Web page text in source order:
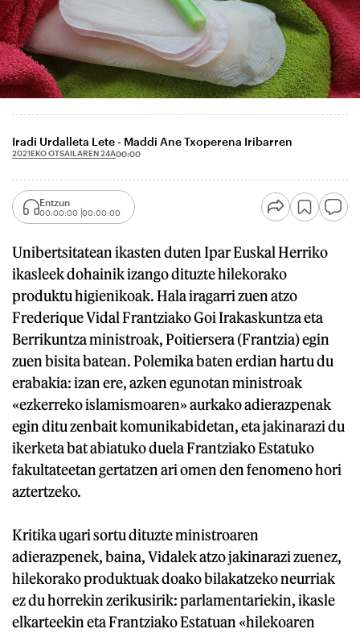
Iradi Urdalleta Lete - Maddi Ane Txoperena Iribarren
2021EKO OTSAILAREN 24A00:00
Entzun
00:00:00 00:00:00
Unibertsitatean ikasten duten Ipar Euskal Herriko
ikasleek dohainik izango dituzte hilekorako
produktu higienikoak. Hala iragarri zuen atzo
Frederique Vidal Frantziako Goi Irakaskuntza eta
Berrikuntza ministroak, Poitiersera (Frantzia) egin
zuen bisita batean. Polemika baten erdian hartu du
erabakia: izan ere, azken egunotan ministroak
«ezkerreko islamismoaren» aurkako adierazpenak
egin ditu zenbait komunikabidetan, eta jakinarazi du
ikerketa bat abiatuko duela Frantziako Estatuko
fakultateetan gertatzen ari omen den fenomeno hori
aztertzeko.
Kritika ugari sortu dituzte ministroaren
adierazpenek, baina, Vidalek atzo jakinarazi zuenez,
hilekorako produktuak doako bilakatzeko neurriak
ez du horrekin zerikusirik: parlamentariekin, ikasle
elkarteekin eta Frantziako Estatuan «hilekoaren